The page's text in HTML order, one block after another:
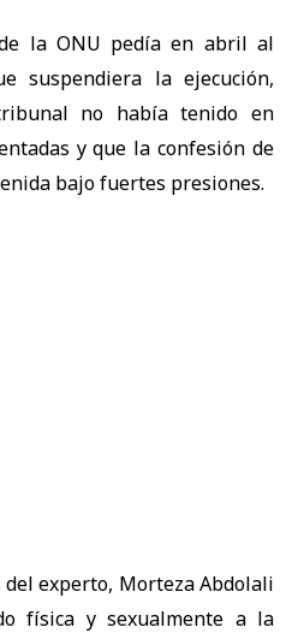
la ONU pedía en abril al
suspendiera la ejecución,
no había tenido en
y que la confesión de
bajo fuertes presiones.
experto, Morteza Abdolali
física y sexualmente a la